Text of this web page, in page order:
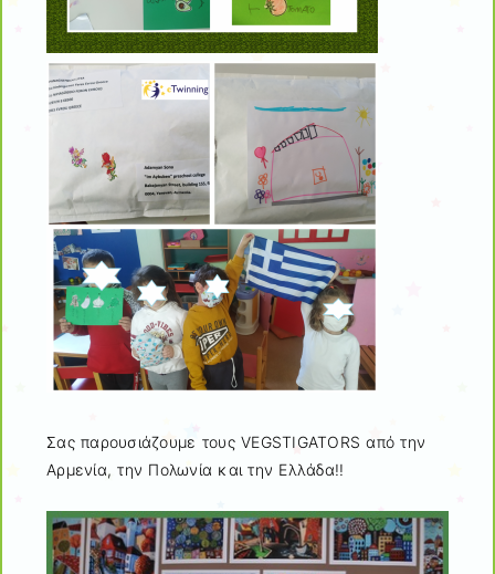
Σας παρουσιάζουμε τους VEGSTIGATORS από την
Αρμενία, την Πολωνία και την Ελλάδα!!